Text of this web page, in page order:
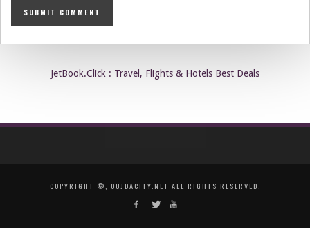
JetBook.Click : Travel, Flights & Hotels Best Deals
COPYRIGHT ©, OUJDACITY.NET ALL RIGHTS RESERVED.